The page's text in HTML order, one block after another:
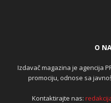
O
Izdavač magazina je agencija
promociju, odnose sa
Kontaktirajte nas: